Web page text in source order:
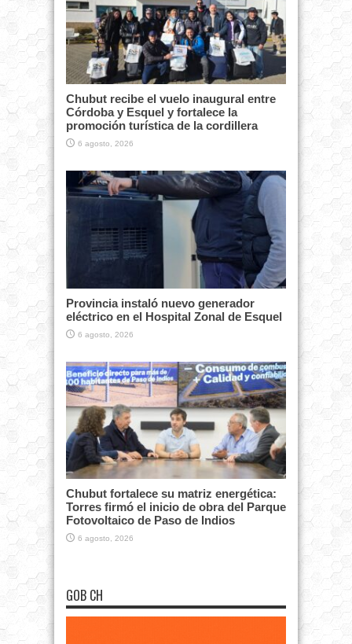
Chubut recibe el vuelo inaugural entre
Córdoba y Esquel y fortalece la
promoción turística de la cordillera
6 agosto, 2026
Provincia instaló nuevo generador
eléctrico en el Hospital Zonal de Esquel
6 agosto, 2026
Chubut fortalece su matriz energética:
Torres firmó el inicio de obra del Parque
Fotovoltaico de Paso de Indios
6 agosto, 2026
GOB CH